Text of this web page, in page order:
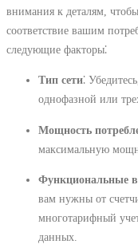
внимания к деталям,
соответствие вашим
следующие факторы⁚
Тип сети⁚
однофазной или
Мощность
максимальную
Функциональные
вам нужны от
многотарифный
данных.